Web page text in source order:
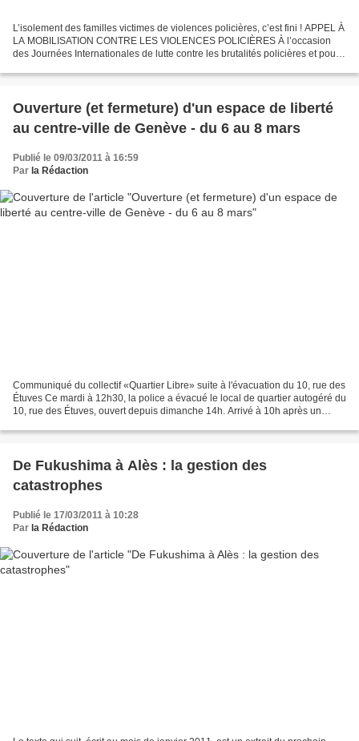
L’isolement des familles victimes de violences policières, c’est fini ! APPEL À
LA MOBILISATION CONTRE LES VIOLENCES POLICIÈRES À l’occasion
des Journées Internationales de lutte contre les brutalités policières et pour
Ouverture (et fermeture) d'un espace de liberté
au centre-ville de Genève - du 6 au 8 mars
Publié le 09/03/2011 à 16:59
Par la Rédaction
Communiqué du collectif «Quartier Libre» suite à l'évacuation du 10, rue des
Étuves Ce mardi à 12h30, la police a évacué le local de quartier autogéré du
10, rue des Étuves, ouvert depuis dimanche 14h. Arrivé à 10h après un
De Fukushima à Alès : la gestion des
catastrophes
Publié le 17/03/2011 à 10:28
Par la Rédaction